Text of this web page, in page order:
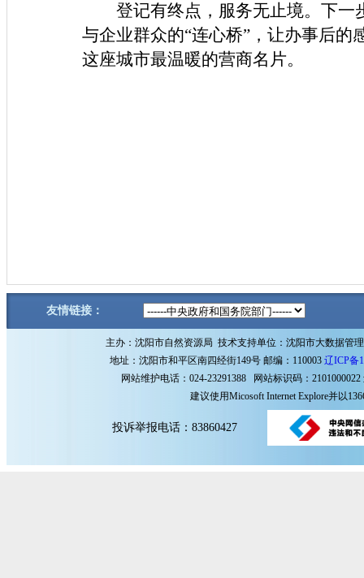
登记有终点，服务无止境。下
与企业群众的“连心桥”，让办事后的
这座城市最温暖的营商名片。
友情链接：
主办：沈阳市自然资源局 技术支持单位：沈阳市大数据管
地址：沈阳市和平区南四经街149号 邮编：110003 辽ICP备
网站维护电话：024-23291388 网站标识码：2101000022
建议使用Micosoft Internet Explore并以
投诉举报电话：83860427